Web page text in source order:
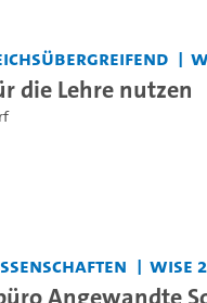
die Lehre nutzen
WiSe
Angewandte